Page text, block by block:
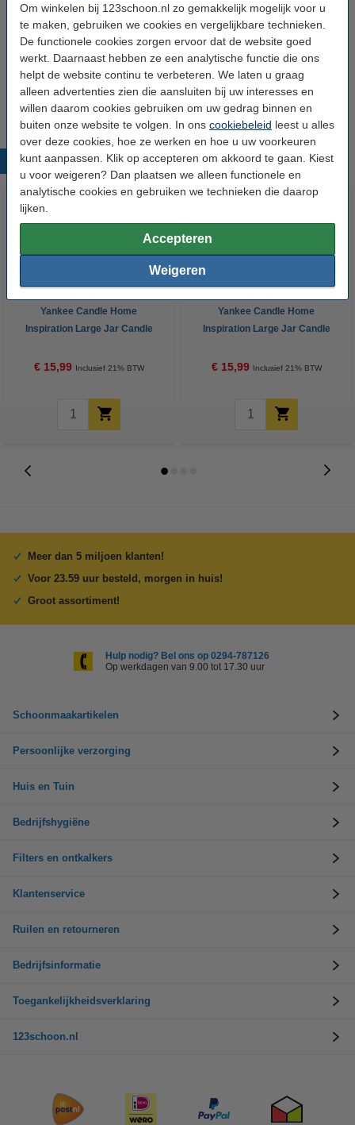
Om winkelen bij 123schoon.nl zo gemakkelijk mogelijk voor u
te maken, gebruiken we cookies en vergelijkbare technieken.
De functionele cookies zorgen ervoor dat de website goed
werkt. Daarnaast hebben ze een analytische functie die ons
helpt de website continu te verbeteren. We laten u graag
alleen advertenties zien die aansluiten bij uw interesses en
willen daarom cookies gebruiken om uw gedrag binnen en
buiten onze website te volgen. In ons cookiebeleid leest u alles
over deze cookies, hoe ze werken en hoe u uw voorkeuren
kunt aanpassen. Klik op accepteren om akkoord te gaan. Kiest
u voor weigeren? Dan plaatsen we alleen functionele en
analytische cookies en gebruiken we technieken die daarop
lijken.
Accepteren
Weigeren
Geurnoten
Topnoten:schone aldehyden, dauwfrisse groene noten, bergamot
Hartnoten:katoenbloesem, witte roos, lelietje-van-dalen
Basisnoten:musk, sandelhout en poederachtige noten
Populaire producten
Yankee Candle Home
Inspiration Large Jar Candle
€ 15,99 Inclusief 21% BTW
Yankee Candle Home
Inspiration Large Jar Candle
€ 15,99 Inclusief 21% BTW
Meer dan 5 miljoen klanten!
Voor 23.59 uur besteld, morgen in huis!
Groot assortiment!
Hulp nodig? Bel ons op 0294-787126
Op werkdagen van 9.00 tot 17.30 uur
Schoonmaakartikelen
Persoonlijke verzorging
Huis en Tuin
Bedrijfshygiëne
Filters en ontkalkers
Klantenservice
Ruilen en retourneren
Bedrijfsinformatie
Toegankelijkheidsverklaring
123schoon.nl